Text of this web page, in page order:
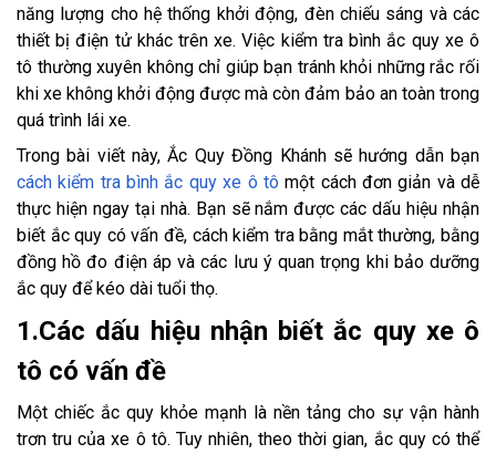
năng lượng cho hệ thống khởi động, đèn chiếu sáng và các
thiết bị điện tử khác trên xe. Việc kiểm tra bình ắc quy xe ô
tô thường xuyên không chỉ giúp bạn tránh khỏi những rắc rối
khi xe không khởi động được mà còn đảm bảo an toàn trong
quá trình lái xe.
Trong bài viết này, Ắc Quy Đồng Khánh sẽ hướng dẫn bạn
cách kiểm tra bình ắc quy xe ô tômột cách đơn giản và dễ
thực hiện ngay tại nhà. Bạn sẽ nắm được các dấu hiệu nhận
biết ắc quy có vấn đề, cách kiểm tra bằng mắt thường, bằng
đồng hồ đo điện áp và các lưu ý quan trọng khi bảo dưỡng
ắc quy để kéo dài tuổi thọ.
1.Các dấu hiệu nhận biết ắc quy xe ô
tô có vấn đề
Một chiếc ắc quy khỏe mạnh là nền tảng cho sự vận hành
trơn tru của xe ô tô. Tuy nhiên, theo thời gian, ắc quy có thể